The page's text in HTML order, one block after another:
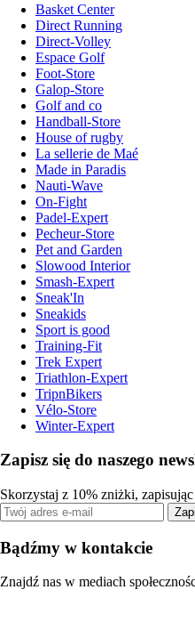
Basket Center
Direct Running
Direct-Volley
Espace Golf
Foot-Store
Galop-Store
Golf and co
Handball-Store
House of rugby
La sellerie de Maé
Made in Paradis
Nauti-Wave
On-Fight
Padel-Expert
Pecheur-Store
Pet and Garden
Slowood Interior
Smash-Expert
Sneak'In
Sneakids
Sport is good
Training-Fit
Trek Expert
Triathlon-Expert
TripnBikers
Vélo-Store
Winter-Expert
Zapisz się do naszego
Skorzystaj z 10% zniżki,
Bądźmy w kontakcie
Znajdź nas w mediach